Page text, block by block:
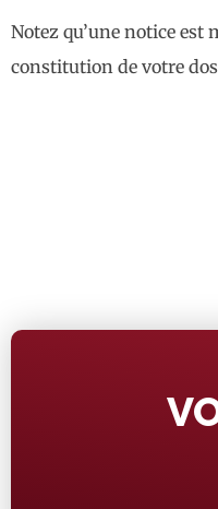
Notez qu’une notice
constitution de votre